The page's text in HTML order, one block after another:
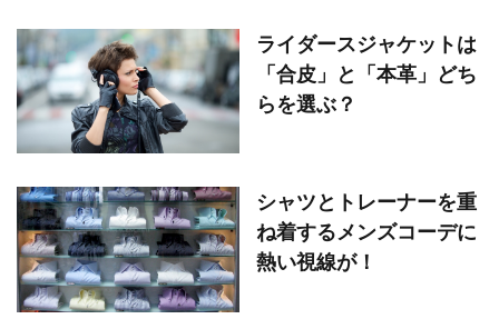
ライダースジャケットは
「合皮」と「本革」どち
らを選ぶ？
シャツとトレーナーを重
ね着するメンズコーデに
熱い視線が！